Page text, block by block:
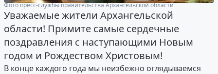
Фото пресс-службы правительства Архангельской области
Уважаемые жители Архангельской
области! Примите самые сердечные
поздравления с наступающими Новым
годом и Рождеством Христовым!
В конце каждого года мы неизбежно оглядываемся